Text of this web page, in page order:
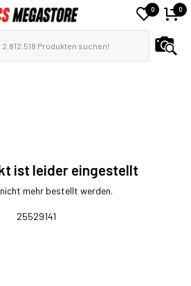
0 0
ist leider eingestellt
mehr bestellt werden.
25529141